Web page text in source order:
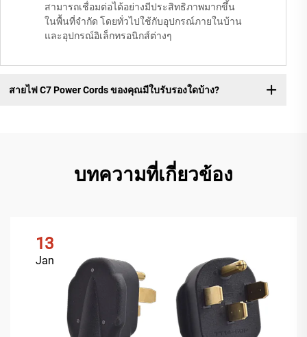
สามารถเชื่อมต่อได้อย่างมีประสิทธิภาพมากขึ้น
ในพื้นที่จำกัด โดยทั่วไปใช้กับอุปกรณ์ภายในบ้าน
และอุปกรณ์อิเล็กทรอนิกส์ต่างๆ
สายไฟ C7 Power Cords ของคุณมีใบรับรองใดบ้าง?
บทความที่เกี่ยวข้อง
13
Jan